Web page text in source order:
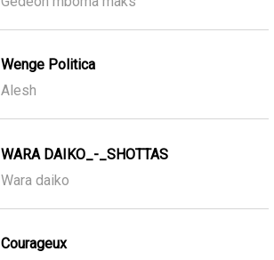
Wenge Politica
Alesh
WARA DAIKO_-_SHOTTAS
Wara daiko
Courageux